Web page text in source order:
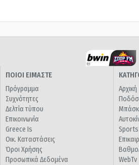
ΠΟΙΟΙ ΕΙΜΑΣΤΕ
Πρόγραμμα
Συχνότητες
Δελτία τύπου
Επικοινωνία
Greece Is
Οικ. Καταστάσεις
Όροι Χρήσης
Προσωπικά Δεδομένα
Αρχική
Sports
WebTv